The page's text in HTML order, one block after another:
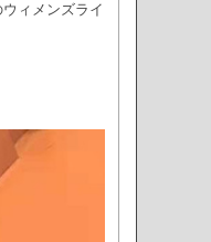
ィメンズライ